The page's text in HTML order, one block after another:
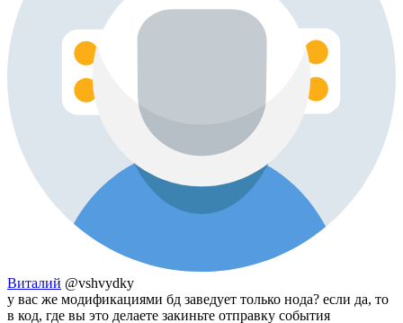
Виталий @vshvydky
у вас же модификациями бд заведует только нода? если да, то
в код, где вы это делаете закиньте отправку события